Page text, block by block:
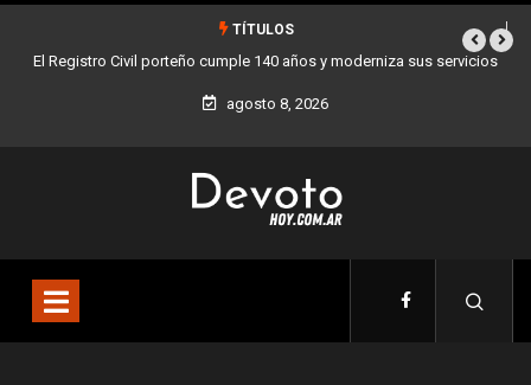
TÍTULOS
servicios Buenos Aires sumó 12 nuevos Bares Notables y ya son 90 en
la Ciudad
agosto 8, 2026